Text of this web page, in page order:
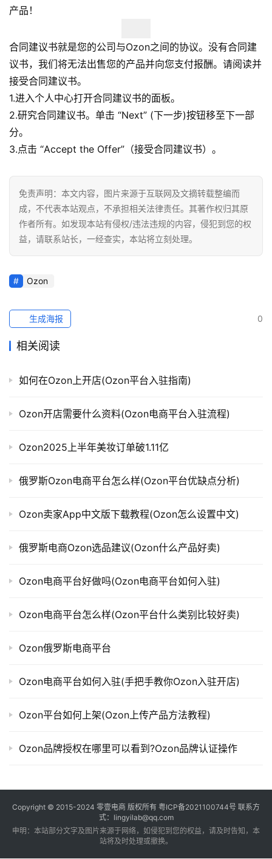
产品！
合同建议书就是您的公司与Ozon之间的协议。没有合同建
议书，我们将无法出售您的产品并向您支付报酬。请阅读并
接受合同建议书。
1.进入个人中心打开合同建议书的面板。
2.研究合同建议书。单击 “Next” (下一步)按钮移至下一部
分。
3.点击 “Accept the Offer”（接受合同建议书）。
免责声明：本文内容，图片来源于互联网及文摘转载整编而
成，不代表本站观点，不承担相关法律责任。其著作权归其原
作者所有。如发现本站有侵权/违法违规的内容，侵犯到您的权
益，请联系站长，一经查实，本站将立刻处理。
Ozon
0
生成海报
相关阅读
如何在Ozon上开店(Ozon平台入驻指南)
Ozon开店需要什么资料(Ozon电商平台入驻流程)
Ozon2025上半年美妆订单破1.11亿
俄罗斯Ozon电商平台怎么样(Ozon平台优缺点分析)
Ozon卖家App中文版下载教程(Ozon怎么设置中文)
俄罗斯电商Ozon选品建议(Ozon什么产品好卖)
Ozon电商平台好做吗(Ozon电商平台如何入驻)
Ozon电商平台怎么样(Ozon平台什么类别比较好卖)
Ozon俄罗斯电商平台
Ozon电商平台如何入驻(手把手教你Ozon入驻开店)
Ozon平台如何上架(Ozon上传产品方法教程)
Ozon品牌授权在哪里可以看到?Ozon品牌认证操作
Copyright © 2015-2024 零壹电商 版权所有 粤ICP备2021100744号 联系方
式：lingyilab@qq.com
申明：本站部分文字及图片来源于网络，如侵犯到您的权益，请及时告知，本
站将及时处理或撤换。